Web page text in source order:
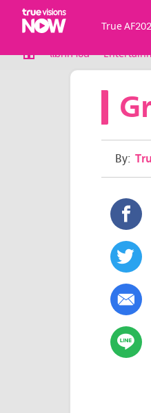
True
True AF2026
แพ็กเกจ
NOW SPORTS
NOW BUNDLES
NOW Muay Thai
แพ็กเกจทรูวิชันส์น
สิทธิพิเศษลูกค้าทรูวิ
แพ็กเกจสำหรับผู้ปร
หาร้านร่วมรายการ
แม็กกาซีน
By: